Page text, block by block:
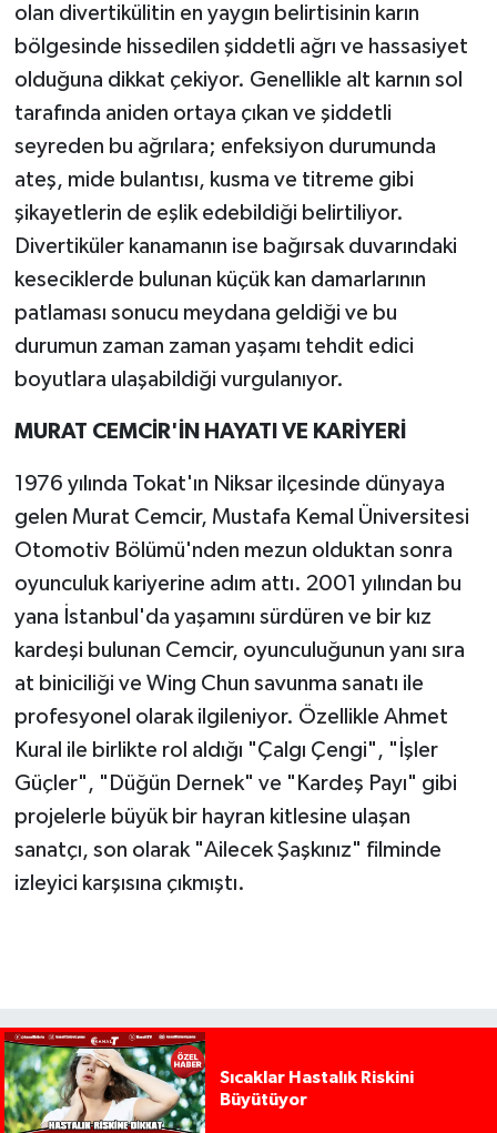
olan divertikülitin en yaygın belirtisinin karın
bölgesinde hissedilen şiddetli ağrı ve hassasiyet
olduğuna dikkat çekiyor. Genellikle alt karnın sol
tarafında aniden ortaya çıkan ve şiddetli
seyreden bu ağrılara; enfeksiyon durumunda
ateş, mide bulantısı, kusma ve titreme gibi
şikayetlerin de eşlik edebildiği belirtiliyor.
Divertiküler kanamanın ise bağırsak duvarındaki
keseciklerde bulunan küçük kan damarlarının
patlaması sonucu meydana geldiği ve bu
durumun zaman zaman yaşamı tehdit edici
boyutlara ulaşabildiği vurgulanıyor.
MURAT CEMCİR'İN HAYATI VE KARİYERİ
1976 yılında Tokat'ın Niksar ilçesinde dünyaya
gelen Murat Cemcir, Mustafa Kemal Üniversitesi
Otomotiv Bölümü'nden mezun olduktan sonra
oyunculuk kariyerine adım attı. 2001 yılından bu
yana İstanbul'da yaşamını sürdüren ve bir kız
kardeşi bulunan Cemcir, oyunculuğunun yanı sıra
at biniciliği ve Wing Chun savunma sanatı ile
profesyonel olarak ilgileniyor. Özellikle Ahmet
Kural ile birlikte rol aldığı "Çalgı Çengi", "İşler
Güçler", "Düğün Dernek" ve "Kardeş Payı" gibi
projelerle büyük bir hayran kitlesine ulaşan
sanatçı, son olarak "Ailecek Şaşkınız" filminde
izleyici karşısına çıkmıştı.
Sıcaklar Hastalık Riskini
Büyütüyor